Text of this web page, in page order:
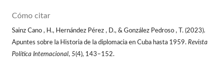
Cómo citar
Sainz Cano , H., Hernández Pérez , D., & González Pedroso , T. (2023).
Apuntes sobre la Historia de la diplomacia en Cuba hasta 1959.Revista
Política Internacional, 5(4), 143–152.